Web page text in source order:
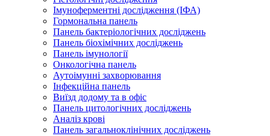
Імуноферментні дослідження (ІФА)
Гормональна панель
Панель бактеріологічних досліджень
Панель біохімічних досліджень
Панель імунології
Онкологічна панель
Аутоімунні захворювання
Інфекційна панель
Виїзд додому та в офіс
Панель цитологічних досліджень
Аналіз крові
Панель загальноклінічних досліджень